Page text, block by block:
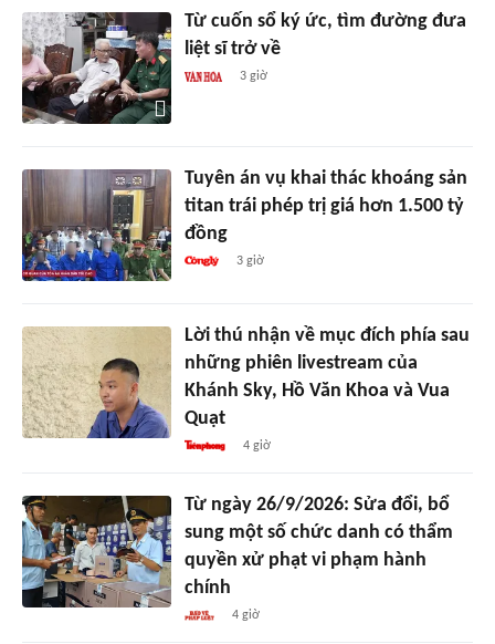
Từ cuốn sổ ký ức, tìm đường đưa
liệt sĩ trở về
3 giờ
Tuyên án vụ khai thác khoáng sản
titan trái phép trị giá hơn 1.500 tỷ
đồng
3 giờ
Lời thú nhận về mục đích phía sau
những phiên livestream của
Khánh Sky, Hồ Văn Khoa và Vua
Quạt
4 giờ
Từ ngày 26/9/2026: Sửa đổi, bổ
sung một số chức danh có thẩm
quyền xử phạt vi phạm hành
chính
4 giờ